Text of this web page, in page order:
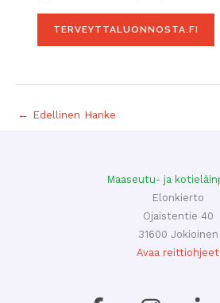
TERVEYTTALUONNOSTA.FI
← Edellinen Hanke
Maaseutu- ja
Elonkierto
Ojaistentie 40
31600 Jokioinen
Avaa reittiohjeet